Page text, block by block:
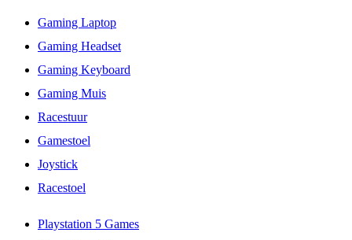
Gaming Laptop
Gaming Headset
Gaming Keyboard
Gaming Muis
Racestuur
Gamestoel
Joystick
Racestoel
Playstation 5 Games